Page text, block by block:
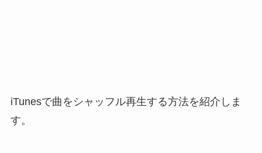
iTunesで曲をシャッフル再生する方法を紹介しま
す。